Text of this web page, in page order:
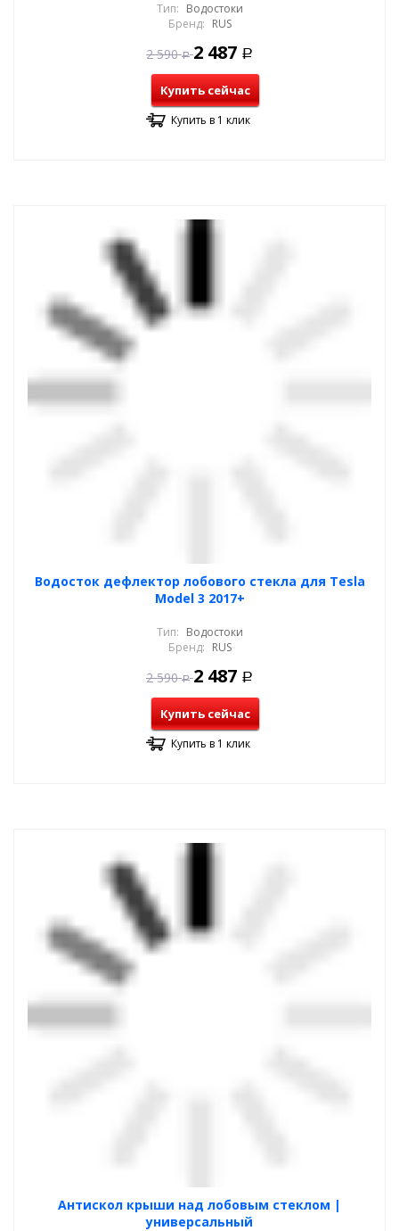
Тип: Водостоки
Бренд: RUS
2 590 Р 2 487 Р
Купить сейчас
Купить в 1 клик
Водосток дефлектор лобового стекла для Tesla
Model 3 2017+
Тип: Водостоки
Бренд: RUS
2 590 Р 2 487 Р
Купить сейчас
Купить в 1 клик
Антискол крыши над лобовым стеклом |
универсальный